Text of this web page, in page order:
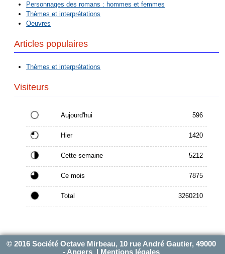
Personnages des romans : hommes et femmes
Thèmes et interprétations
Oeuvres
Articles populaires
Thèmes et interprétations
Visiteurs
Aujourd'hui 596
Hier 1420
Cette semaine 5212
Ce mois 7875
Total 3260210
© 2016 Société Octave Mirbeau, 10 rue André Gautier, 49000
- Angers |
Mentions légales